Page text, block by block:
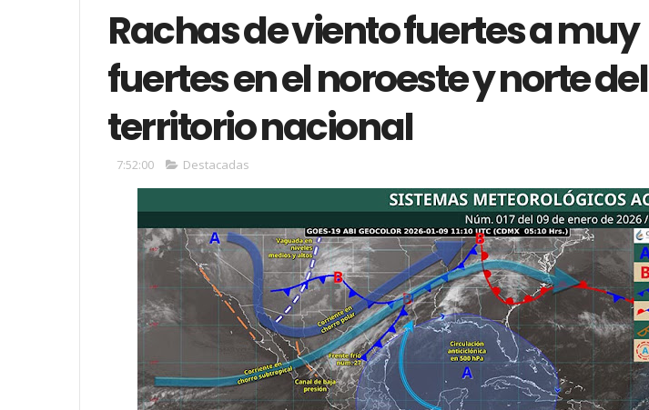
Rachas de viento fuertes a muy
fuertes en el noroeste y norte del
territorio nacional
7:52:00 Destacadas